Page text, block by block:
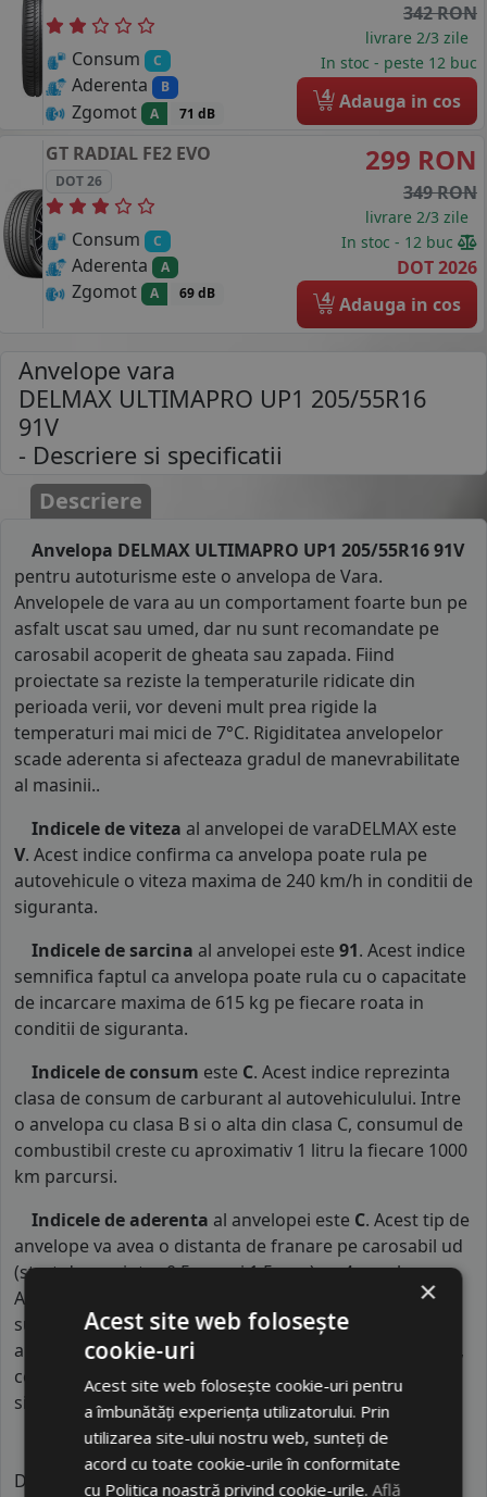
Consum C
Aderenta B
Zgomot A 71 dB
342 RON
livrare 2/3 zile
In stoc - peste 12 buc
4 Adauga in cos
GT RADIAL FE2 EVO
DOT 26
Consum C
Aderenta A
Zgomot A 69 dB
299 RON
349 RON
livrare 2/3 zile
In stoc - 12 buc
DOT 2026
4 Adauga in cos
Anvelope vara
DELMAX ULTIMAPRO UP1 205/55R16
91V
- Descriere si specificatii
Descriere
Anvelopa DELMAX ULTIMAPRO UP1 205/55R16 91V
pentru autoturisme este o anvelopa de Vara.
Anvelopele de vara au un comportament foarte bun pe
asfalt uscat sau umed, dar nu sunt recomandate pe
carosabil acoperit de gheata sau zapada. Fiind
proiectate sa reziste la temperaturile ridicate din
perioada verii, vor deveni mult prea rigide la
temperaturi mai mici de 7°C. Rigiditatea anvelopelor
scade aderenta si afecteaza gradul de manevrabilitate
al masinii..
Indicele de viteza al anvelopei de varaDELMAX este
V. Acest indice confirma ca anvelopa poate rula pe
autovehicule o viteza maxima de 240 km/h in conditii de
siguranta.
Indicele de sarcina al anvelopei este 91. Acest indice
semnifica faptul ca anvelopa poate rula cu o capacitate
de incarcare maxima de 615 kg pe fiecare roata in
conditii de siguranta.
Indicele de consum este C. Acest indice reprezinta
clasa de consum de carburant al autovehiculului. Intre
o anvelopa cu clasa B si o alta din clasa C, consumul de
combustibil creste cu aproximativ 1 litru la fiecare 1000
km parcursi.
Indicele de aderenta al anvelopei este C. Acest tip de
anvelope va avea o distanta de franare pe carosabil ud
(strat de apa intre 0.5 mm si 1.5 mm) cu 4 anvelope cu
ABS ruland cu 80 km/h, mai mare decat clasele
superioare. Intre o anvelopa din clasa de franare C si
alta din clasa E este o diferenta de aproximativ 9 metri,
contribuind astfel, la o siguranta mai mare a soferului
si participantilor din trafic.
DELMAX este un brand global de anvelope cu rădăcini
×
Acest site web folosește
cookie-uri
Acest site web folosește cookie-uri pentru
a îmbunătăți experiența utilizatorului. Prin
utilizarea site-ului nostru web, sunteți de
acord cu toate cookie-urile în conformitate
cu Politica noastră privind cookie-urile.Află